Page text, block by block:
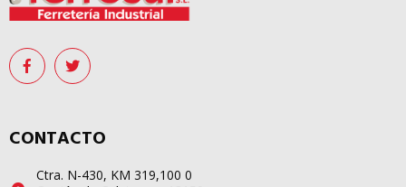
CONTACTO
Ctra. N-430, KM 319,100 0